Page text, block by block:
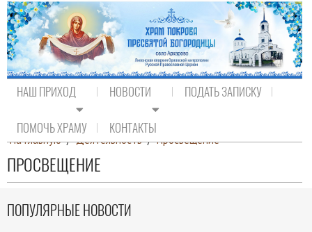
НАШ ПРИХОД НОВОСТИ ПОДАТЬ ЗАПИСКУ
ПОМОЧЬ ХРАМУ КОНТАКТЫ
На главную / Деятельность / Просвещение
ПРОСВЕЩЕНИЕ
ПОПУЛЯРНЫЕ НОВОСТИ